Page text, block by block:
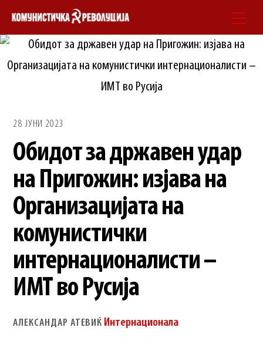
Skip
content
28 ЈУНИ 2023
Обидот за државен удар
на Пригожин: изјава на
Организацијата на
комунистички
интернационалисти –
ИМТ во Русија
АЛЕКСАНДАР АТЕВИЌ Интернационала